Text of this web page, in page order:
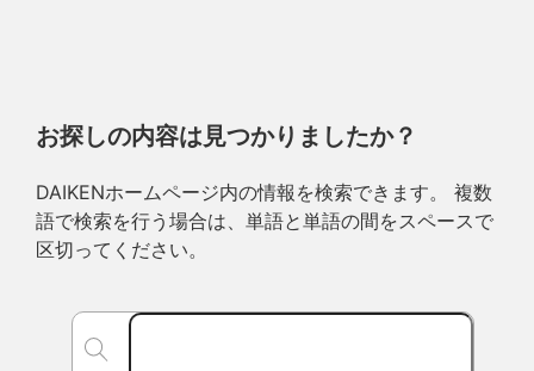
お探しの内容は見つかりましたか？
DAIKENホームページ内の情報を検索できます。 複数
語で検索を行う場合は、単語と単語の間をスペースで
区切ってください。